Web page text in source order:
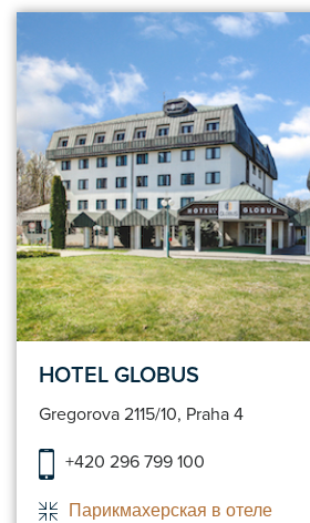
HOTEL GLOBUS
Gregorova 2115/10, Praha 4
+420 296 799 100
Парикмахерская в отеле